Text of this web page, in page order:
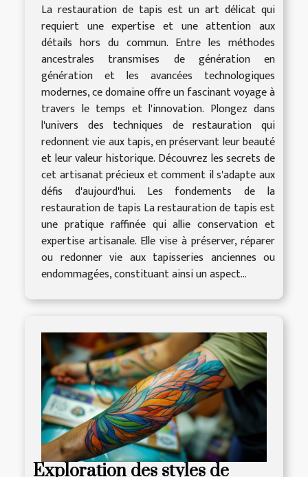
La restauration de tapis est un art délicat qui
requiert une expertise et une attention aux
détails hors du commun. Entre les méthodes
ancestrales transmises de génération en
génération et les avancées technologiques
modernes, ce domaine offre un fascinant voyage à
travers le temps et l'innovation. Plongez dans
l'univers des techniques de restauration qui
redonnent vie aux tapis, en préservant leur beauté
et leur valeur historique. Découvrez les secrets de
cet artisanat précieux et comment il s'adapte aux
défis d'aujourd'hui. Les fondements de la
restauration de tapis La restauration de tapis est
une pratique raffinée qui allie conservation et
expertise artisanale. Elle vise à préserver, réparer
ou redonner vie aux tapisseries anciennes ou
endommagées, constituant ainsi un aspect...
Exploration des styles de